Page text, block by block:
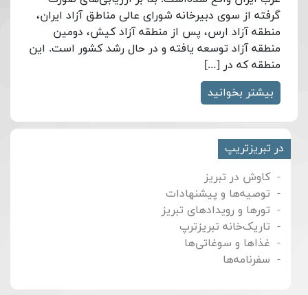
گرفته از سوی دبیرخانه شورای عالی مناطق آزاد ایران،
منطقه آزاد ارس، پس از منطقه آزاد کیش، دومین
منطقه آزاد توسعه یافته و در حال رشد کشور است. این
منطقه که در […]
بیشتر بخوانید
در تبریزتریپ
کاوش در تبریز
توصیه‌ها و پیشنهادات
تورها و رویدادهای تبریز
تاریک‌خانه تبریزترپ
غذاها و سوغاتی‌ها
سفرنامه‌ها